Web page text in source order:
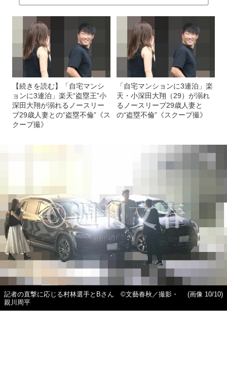
【続きを読む】「自宅マンシ
ョンに3連泊」楽天“盗塁王”小
深田大翔が溺れるノースリー
ブ29歳人妻との“盗塁不倫”《ス
クープ撮》
「自宅マンションに3連泊」楽
天・小深田大翔（29）が溺れ
るノースリーブ29歳人妻と
の“盗塁不倫”《スクープ撮》
記者の直撃に応じる村林選手とBさん ©文藝春秋／撮影・
親川周平
(画像 10/10)